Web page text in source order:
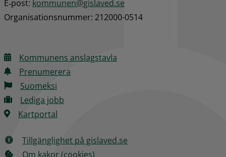
E‑post: kommunen@gislaved.se
Organisationsnummer: 212000-0514
Kommunens anslagstavla
Prenumerera
Suomeksi
Lediga jobb
Kartportal
Tillgänglighet på gislaved.se
Om kakor (cookies)